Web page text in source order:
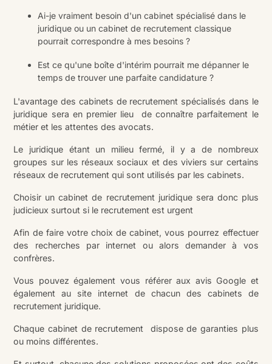
Ai-je vraiment besoin d'un cabinet spécialisé dans le
juridique ou un cabinet de recrutement classique
pourrait correspondre à mes besoins ?
Est ce qu'une boîte d'intérim pourrait me dépanner le
temps de trouver une parfaite candidature ?
L'avantage des cabinets de recrutement spécialisés dans le
juridique sera en premier lieu de connaître parfaitement le
métier et les attentes des avocats.
Le juridique étant un milieu fermé, il y a de nombreux
groupes sur les réseaux sociaux et des viviers sur certains
réseaux de recrutement qui sont utilisés par les cabinets.
Choisir un cabinet de recrutement juridique sera donc plus
judicieux surtout si le recrutement est urgent
Afin de faire votre choix de cabinet, vous pourrez effectuer
des recherches par internet ou alors demander à vos
confrères.
Vous pouvez également vous référer aux avis Google et
également au site internet de chacun des cabinets de
recrutement juridique.
Chaque cabinet de recrutement dispose de garanties plus
ou moins différentes.